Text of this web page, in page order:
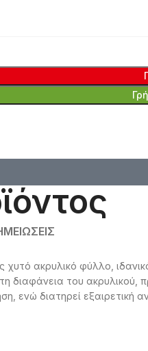
ακρυλικό φύλλο,
του ακρυλικού,
ενώ διατηρεί εξαιρετική